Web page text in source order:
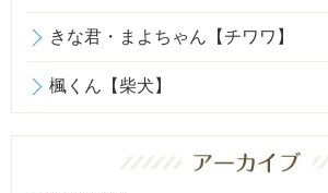
きな君・まよちゃん【チワワ】
楓くん【柴犬】